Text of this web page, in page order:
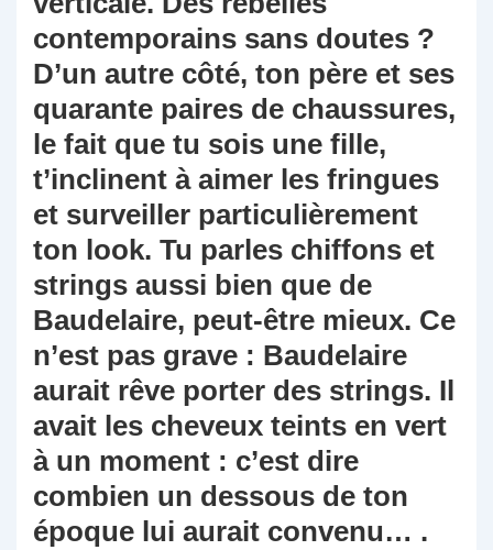
contemporains sans doutes ?
D’un autre côté, ton père et ses
quarante paires de chaussures,
le fait que tu sois une fille,
t’inclinent à aimer les fringues
et surveiller particulièrement
ton look. Tu parles chiffons et
strings aussi bien que de
Baudelaire, peut-être mieux. Ce
n’est pas grave : Baudelaire
aurait rêve porter des strings. Il
avait les cheveux teints en vert
à un moment : c’est dire
combien un dessous de ton
époque lui aurait convenu… .